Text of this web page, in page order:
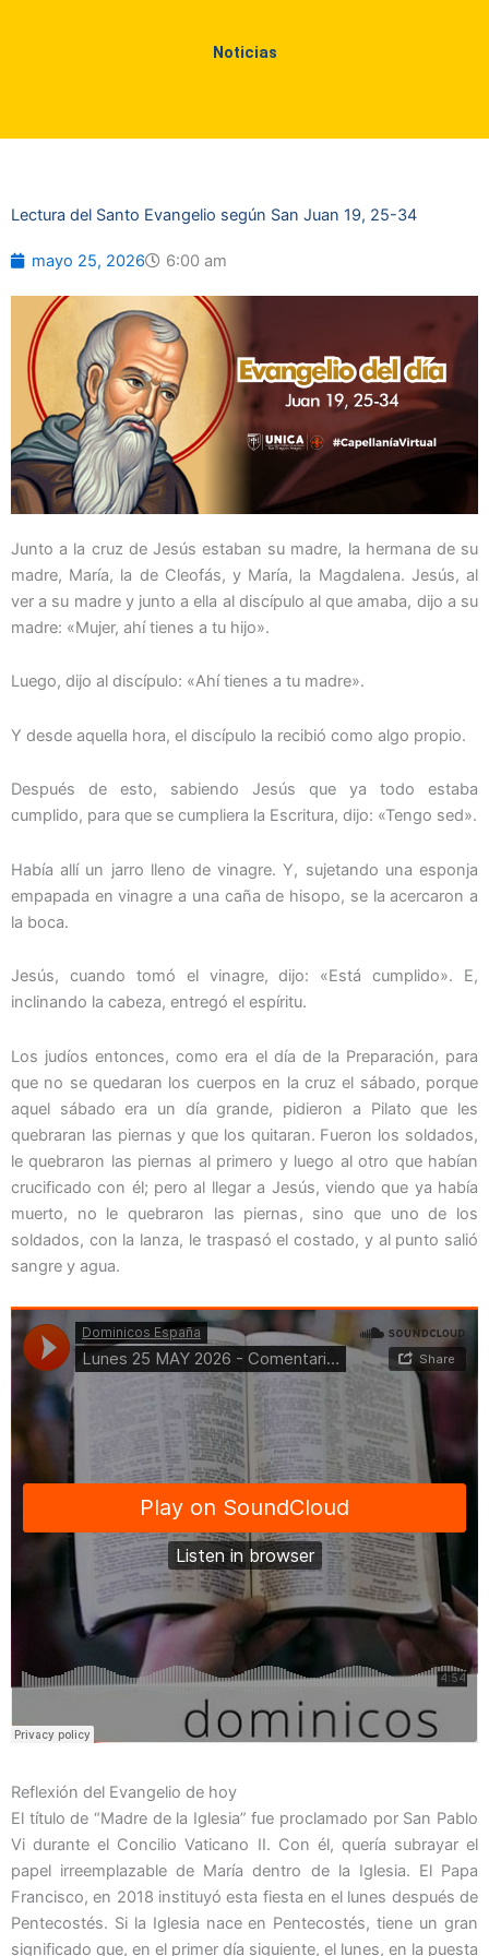
Noticias
Lectura del Santo Evangelio según San Juan 19, 25-34
mayo 25, 2026 6:00 am
Junto a la cruz de Jesús estaban su madre, la hermana de su
madre, María, la de Cleofás, y María, la Magdalena. Jesús, al
ver a su madre y junto a ella al discípulo al que amaba, dijo a su
madre: «Mujer, ahí tienes a tu hijo».
Luego, dijo al discípulo: «Ahí tienes a tu madre».
Y desde aquella hora, el discípulo la recibió como algo propio.
Después de esto, sabiendo Jesús que ya todo estaba
cumplido, para que se cumpliera la Escritura, dijo: «Tengo sed».
Había allí un jarro lleno de vinagre. Y, sujetando una esponja
empapada en vinagre a una caña de hisopo, se la acercaron a
la boca.
Jesús, cuando tomó el vinagre, dijo: «Está cumplido». E,
inclinando la cabeza, entregó el espíritu.
Los judíos entonces, como era el día de la Preparación, para
que no se quedaran los cuerpos en la cruz el sábado, porque
aquel sábado era un día grande, pidieron a Pilato que les
quebraran las piernas y que los quitaran. Fueron los soldados,
le quebraron las piernas al primero y luego al otro que habían
crucificado con él; pero al llegar a Jesús, viendo que ya había
muerto, no le quebraron las piernas, sino que uno de los
soldados, con la lanza, le traspasó el costado, y al punto salió
sangre y agua.
Reflexión del Evangelio de hoy
El título de “Madre de la Iglesia” fue proclamado por San Pablo
Vi durante el Concilio Vaticano II. Con él, quería subrayar el
papel irreemplazable de María dentro de la Iglesia. El Papa
Francisco, en 2018 instituyó esta fiesta en el lunes después de
Pentecostés. Si la Iglesia nace en Pentecostés, tiene un gran
significado que, en el primer día siguiente, el lunes, en la puesta